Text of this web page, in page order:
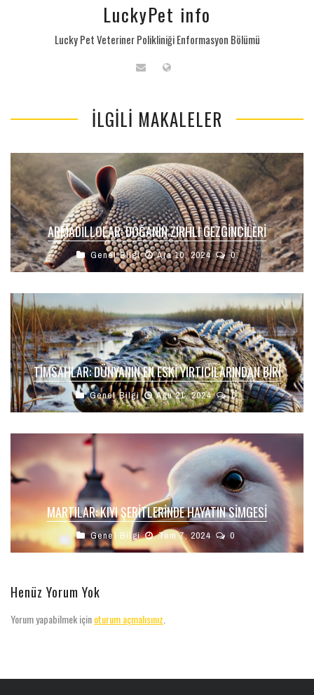
LuckyPet info
Lucky Pet Veteriner Polikliniği Enformasyon Bölümü
İLGILI MAKALELER
ARMADILLOLAR: DOĞANIN ZIRHLI GEZGINCILERI
Genel Bilgi Ara 10, 2024 0
TIMSAHLAR: DÜNYANIN EN ESKI YIRTICILARINDAN BIRI
Genel Bilgi Ağu 21, 2024 0
MARTILAR: KIYI ŞERITLERINDE HAYATIN SIMGESI
Genel Bilgi Tem 7, 2024 0
Henüz Yorum Yok
Yorum yapabilmek içinoturum açmalısınız.